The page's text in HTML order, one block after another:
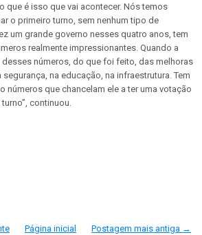
que é isso que vai acontecer. Nós temos
o primeiro turno, sem nenhum tipo de
um grande governo nesses quatro anos, tem
realmente impressionantes. Quando a
números, do que foi feito, das melhoras
na educação, na infraestrutura. Tem
números que chancelam ele a ter uma votação
continuou.
Postagem mais antiga →
Página inicial